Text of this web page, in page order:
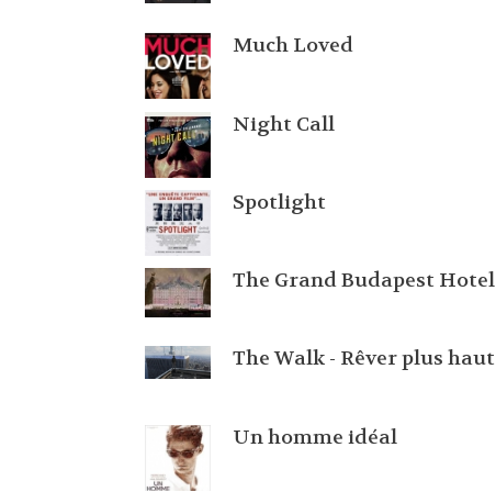
Much Loved
Night Call
Spotlight
The Grand Budapest Hotel
The Walk - Rêver plus haut
Un homme idéal